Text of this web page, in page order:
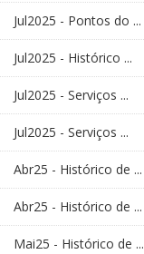
Jul2025 - Pontos do ...
Jul2025 - Histórico ...
Jul2025 - Serviços ...
Jul2025 - Serviços ...
Abr25 - Histórico de ...
Abr25 - Histórico de ...
Mai25 - Histórico de ...